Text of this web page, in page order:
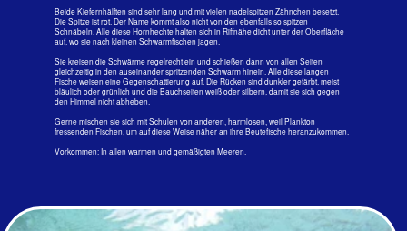
Größe: 30 cm, Tiefe: 0.5 m; Kuramathi, Rasdu - Atoll, 1984
Fisch auf dem Foto nur genau zu bestimmen, wenn man in fängt, tötet
und die Anzahl der Schuppen auf dem Schwanzstiel und die
auszumachen.Sie werden nur zwischen 5 und 40 cm groß und jagen im
Riff kleinste Fische und Krebse. Sie sind auf jeder Insel zu finden, aber
es ist schwer, nahe an sie heran zukommen.